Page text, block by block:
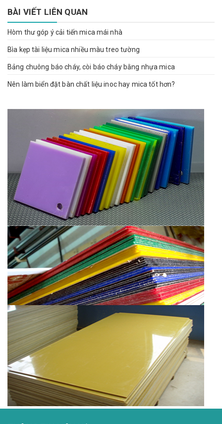
BÀI VIẾT LIÊN QUAN
Hòm thư góp ý cải tiến mica mái nhà
Bìa kẹp tài liệu mica nhiều màu treo tường
Bảng chuông báo cháy, còi báo cháy bằng nhựa mica
Nên làm biển đặt bàn chất liệu inoc hay mica tốt hơn?